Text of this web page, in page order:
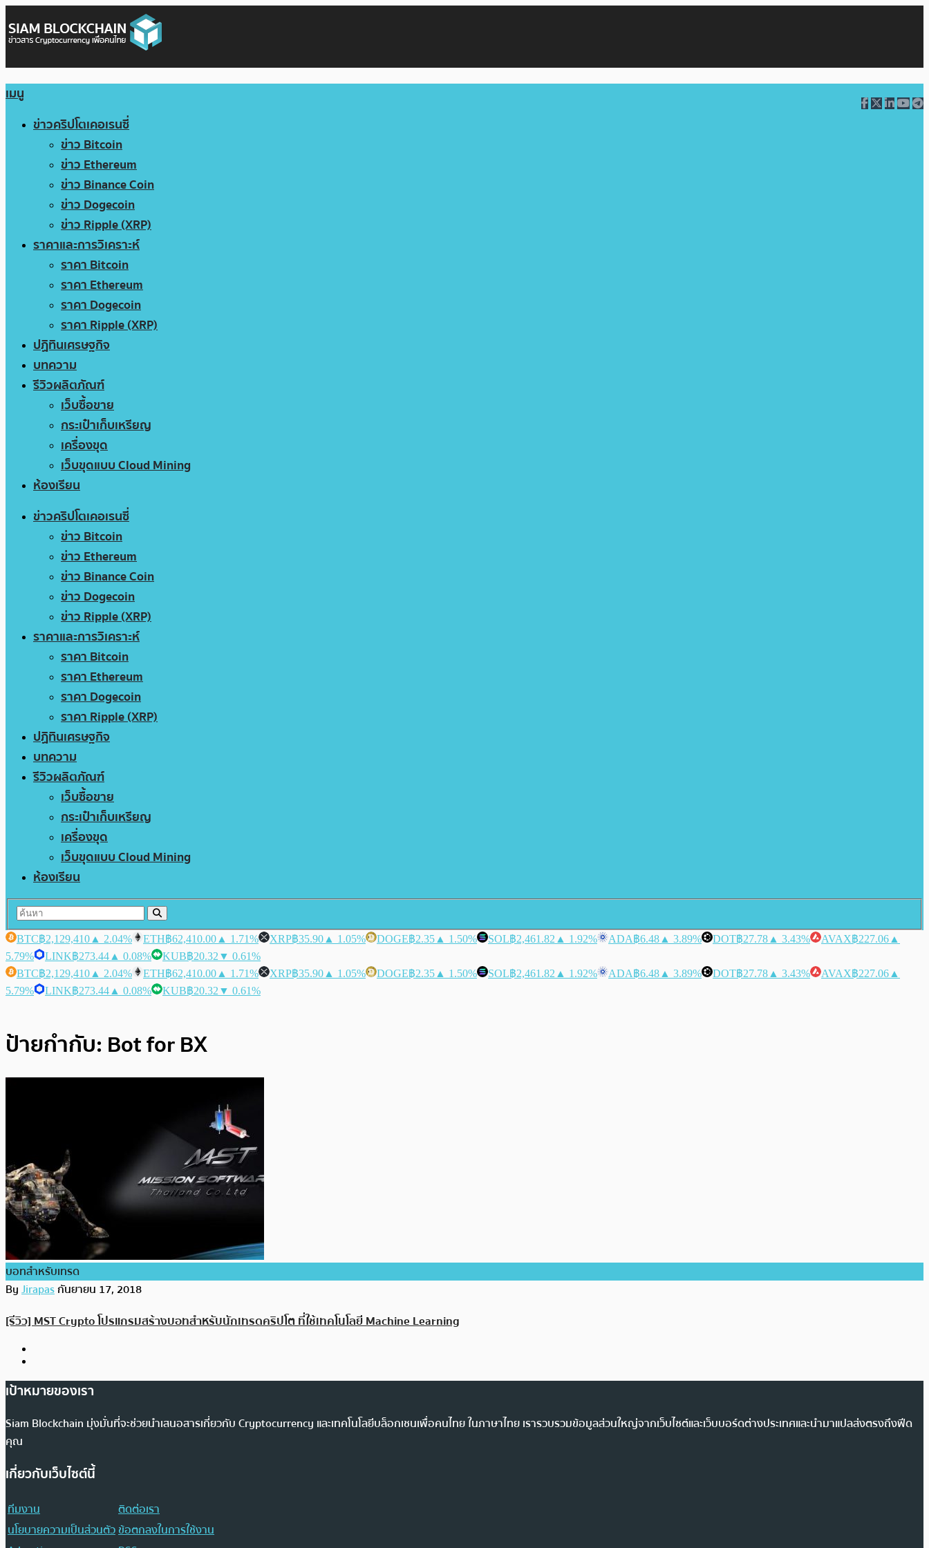
เมนู
ข่าวคริปโตเคอเรนซี่
ข่าว Bitcoin
ข่าว Ethereum
ข่าว Binance Coin
ข่าว Dogecoin
ข่าว Ripple (XRP)
ราคาและการวิเคราะห์
ราคา Bitcoin
ราคา Ethereum
ราคา Dogecoin
ราคา Ripple (XRP)
ปฏิทินเศรษฐกิจ
บทความ
รีวิวผลิตภัณฑ์
เว็บซื้อขาย
กระเป๋าเก็บเหรียญ
เครื่องขุด
เว็บขุดแบบ Cloud Mining
ห้องเรียน
ข่าวคริปโตเคอเรนซี่
ข่าว Bitcoin
ข่าว Ethereum
ข่าว Binance Coin
ข่าว Dogecoin
ข่าว Ripple (XRP)
ราคาและการวิเคราะห์
ราคา Bitcoin
ราคา Ethereum
ราคา Dogecoin
ราคา Ripple (XRP)
ปฏิทินเศรษฐกิจ
บทความ
รีวิวผลิตภัณฑ์
เว็บซื้อขาย
กระเป๋าเก็บเหรียญ
เครื่องขุด
เว็บขุดแบบ Cloud Mining
ห้องเรียน
BTC฿2,129,410 ▲ 2.04% ETH฿62,410.00 ▲ 1.71% XRP฿35.90 ▲ 1.05% DOGE฿2.35 ▲ 1.50% SOL฿2,461.82 ▲ 1.92% ADA฿6.48 ▲ 3.89% DOT฿27.78 ▲ 3.43% AVAX฿227.06 ▲
5.79%
LINK฿273.44 ▲ 0.08% KUB฿20.32 ▼ 0.61%
BTC฿2,129,410 ▲ 2.04% ETH฿62,410.00 ▲ 1.71% XRP฿35.90 ▲ 1.05% DOGE฿2.35 ▲ 1.50% SOL฿2,461.82 ▲ 1.92% ADA฿6.48 ▲ 3.89% DOT฿27.78 ▲ 3.43% AVAX฿227.06 ▲
5.79%
LINK฿273.44 ▲ 0.08% KUB฿20.32 ▼ 0.61%
ป้ายกำกับ: Bot for BX
บอทสำหรับเทรด
ByJirapasกันยายน 17, 2018
[รีวิว] MST Crypto โปรแกรมสร้างบอทสำหรับนักเทรดคริปโต ที่ใช้เทคโนโลยี Machine Learning
เป้าหมายของเรา
Siam Blockchain มุ่งมั่นที่จะช่วยนำเสนอสารเกี่ยวกับ Cryptocurrency และเทคโนโลยีบล็อกเชนเพื่อคนไทย ในภาษาไทย เรารวบรวมข้อมูลส่วนใหญ่จากเว็บไซต์และเว็บบอร์ดต่างประเทศและนำมาแปลส่งตรงถึงฟีด
คุณ
เกี่ยวกับเว็บไซต์นี้
ทีมงาน
ติดต่อเรา
นโยบายความเป็นส่วนตัวข้อตกลงในการใช้งาน